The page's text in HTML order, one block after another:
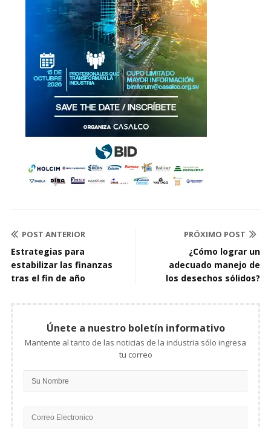
POST ANTERIOR
Estrategias para
estabilizar las finanzas
tras el fin de año
PRÓXIMO POST
¿Cómo lograr un
adecuado manejo de
los desechos sólidos?
Únete a nuestro boletín informativo
Mantente al tanto de las noticias de la industria sólo ingresa
tu correo